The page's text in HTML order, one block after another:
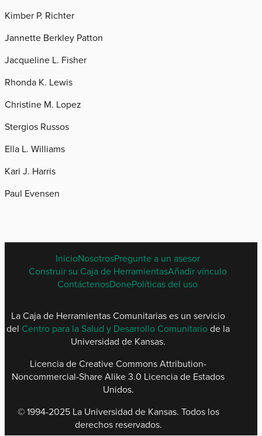
Kimber P. Richter
Jannette Berkley Patton
Jacqueline L. Fisher
Rhonda K. Lewis
Christine M. Lopez
Stergios Russos
Ella L. Williams
Kari J. Harris
Paul Evensen
SPANISH
FOOTER
MENU
InicioNosotrosPregunte a un asesor
Construir su Caja de HerramientasAñadir vínculo
ContáctenosDonePolíticas del uso
La Caja de Herramientas Comunitarias es un servicio
del Centro para la Salud y Desarrollo Comunitariode la
Universidad de Kansas.
Licencia de Creative Commons Attribution-
Noncommercial-Share Alike 3.0 Licencia de Estados
Unidos.
© 1994-2025 La Universidad de Kansas. Todos los
derechos reservados​.